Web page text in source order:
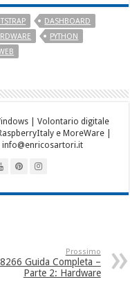
DASHBOARD
PYTHON
| Volontario digitale
e MoreWare |
info@enricosartori.it
Prossimo
Guida Completa –
Parte 2: Hardware